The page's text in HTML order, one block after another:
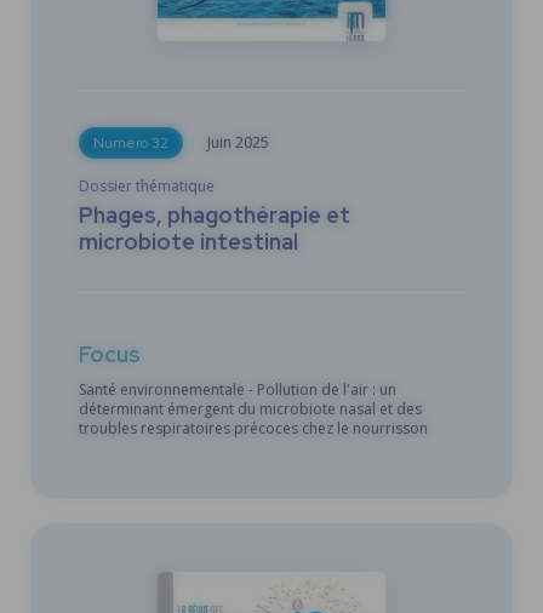
Numéro 32 Juin 2025
Dossier thématique
Phages, phagothérapie et
microbiote intestinal
Focus
Santé environnementale - Pollution de l'air : un
déterminant émergent du microbiote nasal et des
troubles respiratoires précoces chez le nourrisson